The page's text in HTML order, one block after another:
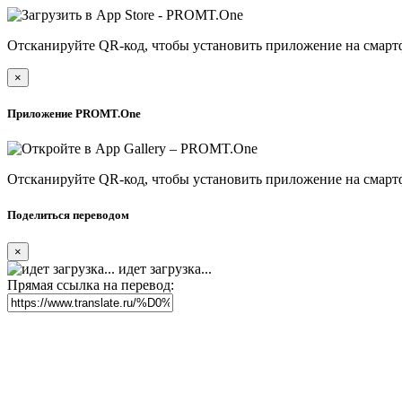
Отсканируйте QR-код, чтобы установить приложение на
×
Приложение PROMT.One
Отсканируйте QR-код, чтобы установить приложение на
Поделиться переводом
×
идет загрузка...
Прямая ссылка на перевод: